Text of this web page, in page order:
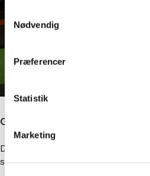
markedsføring. Du bestemmer
Nødvendig
Præferencer
Statistik
Marketing
Globalt perspektiv
Du lærer at identificere, forstå og
står over for, når den opererer på